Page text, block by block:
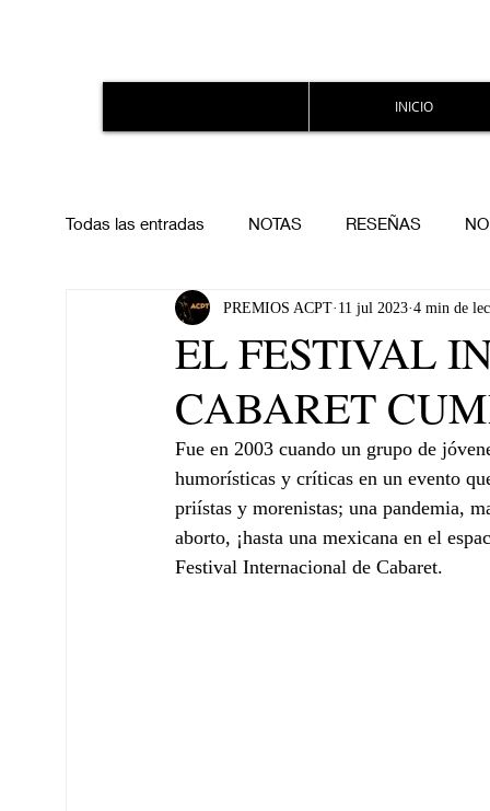
INICIO
Todas las entradas NOTAS RESEÑAS
EL FESTIVAL
CABARET
PREMIOS ACPT 11 jul 2023 4 min de
Fue en 2003 cuando un grupo de
humorísticas y críticas en un evento
priístas y morenistas; una pandemia,
aborto, ¡hasta una mexicana en el
Festival Internacional de Cabaret.